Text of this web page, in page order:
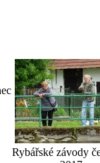
Rybářské závody